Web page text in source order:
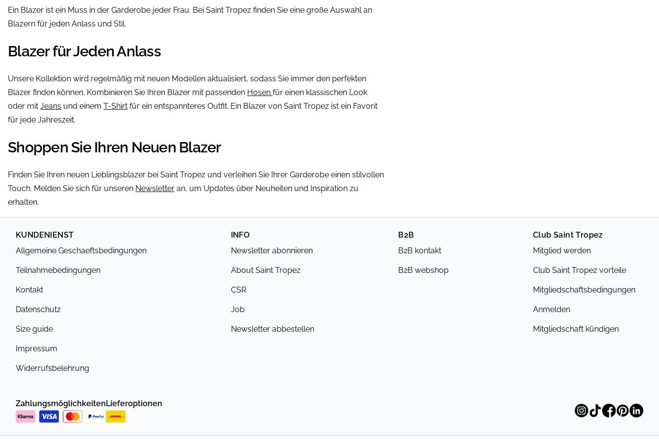
Ein Blazer ist ein Muss in der Garderobe jeder Frau. Bei Saint Tropez finden Sie eine große Auswahl an
Blazern für jeden Anlass und Stil.
Blazer für Jeden Anlass
Unsere Kollektion wird regelmäßig mit neuen Modellen aktualisiert, sodass Sie immer den perfekten
Blazer finden können. Kombinieren Sie Ihren Blazer mit passenden Hosen für einen klassischen Look
oder mit Jeans und einem T-Shirt für ein entspannteres Outfit. Ein Blazer von Saint Tropez ist ein Favorit
für jede Jahreszeit.
Shoppen Sie Ihren Neuen Blazer
Finden Sie Ihren neuen Lieblingsblazer bei Saint Tropez und verleihen Sie Ihrer Garderobe einen stilvollen
Touch. Melden Sie sich für unseren Newsletter an, um Updates über Neuheiten und Inspiration zu
erhalten.
KUNDENIENST
Allgemeine Geschaeftsbedingungen
Teilnahmebedingungen
Kontakt
Datenschutz
Size guide
Impressum
Widerrufsbelehrung
INFO
Newsletter abonnieren
About Saint Tropez
CSR
Job
Newsletter abbestellen
B2B
B2B kontakt
B2B webshop
Club Saint Tropez
Mitglied werden
Club Saint Tropez vorteile
Mitgliedschaftsbedingungen
Anmelden
Mitgliedschaft kündigen
ZahlungsmöglichkeitenLieferoptionen